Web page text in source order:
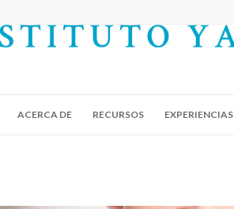
ACERCA DE RECURSOS EXPERIENCIAS